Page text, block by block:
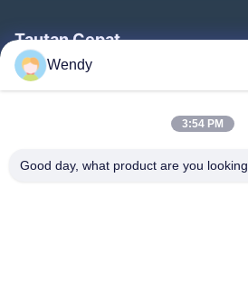
Tautan Cepat
Rumah
Tur Pabrik
Wendy
3:54 PM
Good day, what product are you